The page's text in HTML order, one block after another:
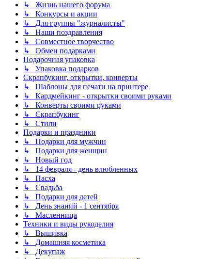
↳ Жизнь нашего форума
↳ Конкурсы и акции
↳ Для группы "журналисты"
↳ Наши поздравления
↳ Совместное творчество
↳ Обмен подарками
Подарочная упаковка
↳ Упаковка подарков
Скрапбукинг, открытки, конверты
↳ Шаблоны для печати на принтере
↳ Кардмейкинг - открытки своими руками
↳ Конверты своими руками
↳ Скрапбукинг
↳ Стили
Подарки и праздники
↳ Подарки для мужчин
↳ Подарки для женщин
↳ Новый год
↳ 14 февраля - день влюбленных
↳ Пасха
↳ Свадьба
↳ Подарки для детей
↳ День знаний - 1 сентября
↳ Масленница
Техники и виды рукоделия
↳ Вышивка
↳ Домашняя косметика
↳ Декупаж